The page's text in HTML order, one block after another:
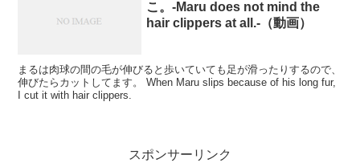
こ。-Maru does not mind the
hair clippers at all.-（動画）
まるは肉球の間の毛が伸びると歩いていても足が滑ったりするので、
伸びたらカットしてます。 When Maru slips because of his long fur,
I cut it with hair clippers.
スポンサーリンク